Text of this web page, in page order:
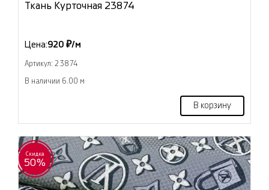
Ткань Курточная 23874
Цена:920 ₽/м
Артикул: 23874
В наличии 6.00 м
В корзину
Скидка
50%